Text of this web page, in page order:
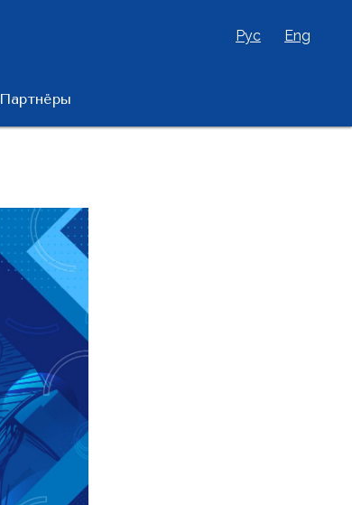
Eng
Рус
Партнёры